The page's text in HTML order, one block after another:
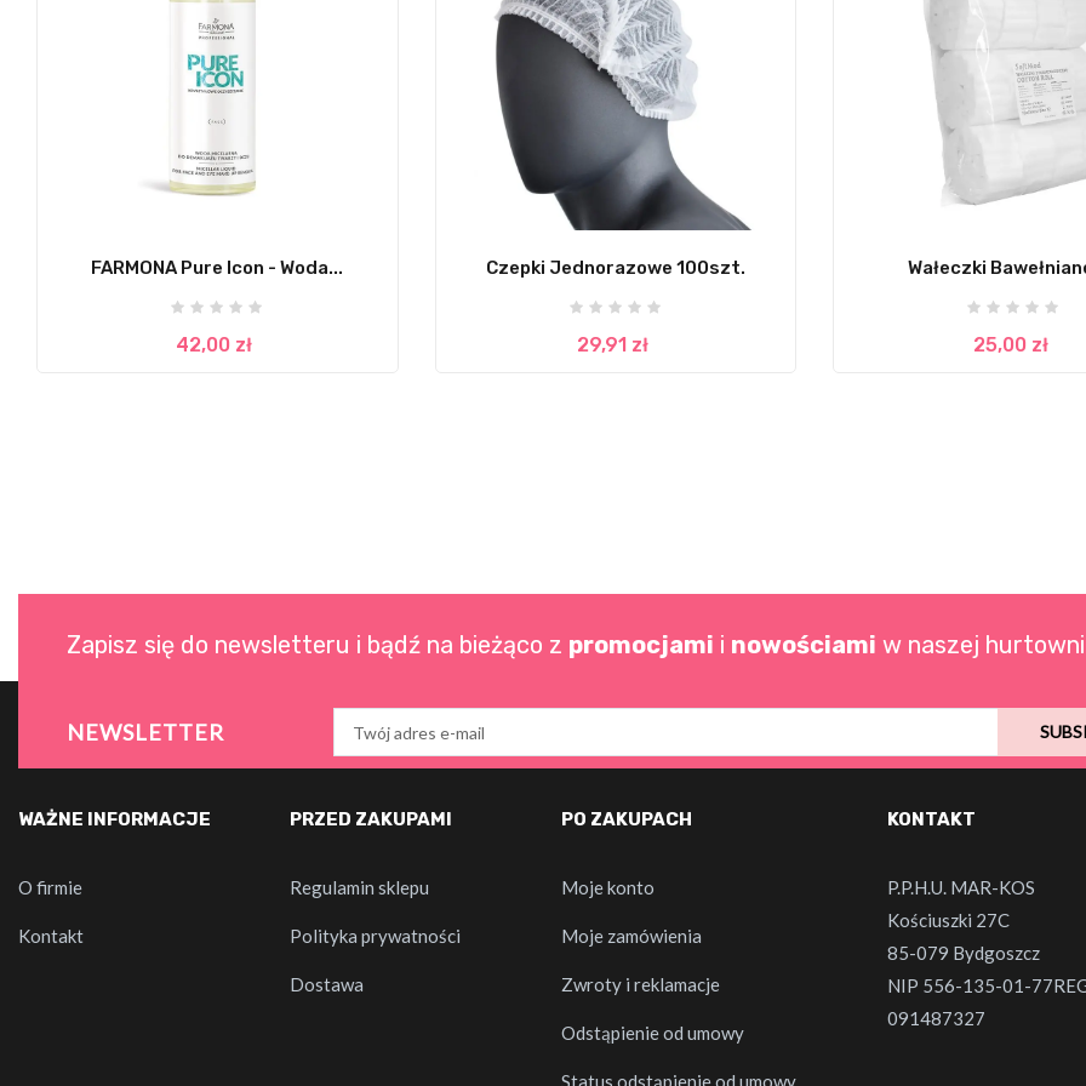
FARMONA Pure Icon - Woda...
42,00 zł
Czepki Jednorazowe 100szt.
29,91 zł
Wałeczki
25,00 zł
Zapisz się do newsletteru i bądź na bieżąco z promocjami i nowościami w naszej
NEWSLETTER
WAŻNE INFORMACJE
O firmie
Kontakt
PRZED ZAKUPAMI
Regulamin sklepu
Polityka prywatności
Dostawa
PO ZAKUPACH
Moje konto
Moje zamówienia
Zwroty i reklamacje
Odstąpienie od umowy
Status odstąpienie od umowy
KONTAKT
P.P.H.U. MAR-KOS
Kościuszki 27C
85-079 Bydgoszcz
NIP 556-135-01-
091487327